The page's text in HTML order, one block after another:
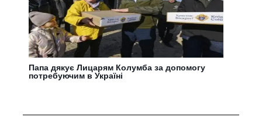
Папа дякує Лицарям Колумба за допомогу
потребуючим в Україні